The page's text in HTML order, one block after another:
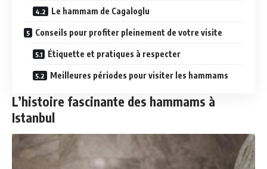
Le hammam de Cagaloglu
Conseils pour profiter pleinement de votre visite
Étiquette et pratiques à respecter
Meilleures périodes pour visiter les hammams
L’histoire fascinante des hammams à
Istanbul